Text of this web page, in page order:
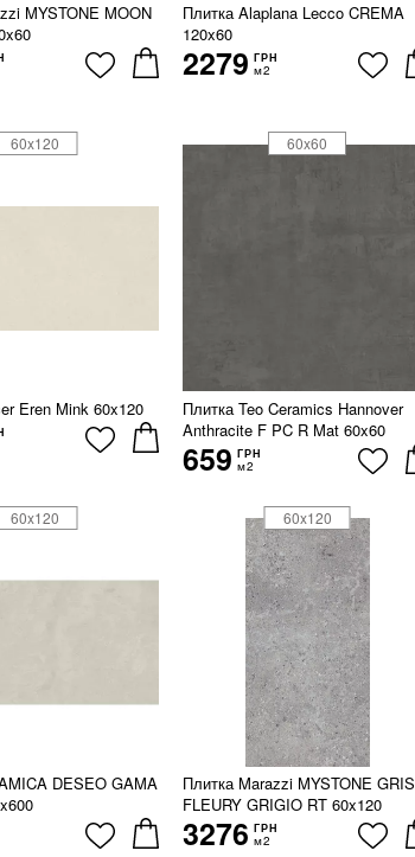
MYSTONE MOON
Плитка Alaplana Lecco CREMA
120x60
2279 ГРН
м2
Eren Mink 60x120
60x120
Плитка Teo Ceramics Hannover
Anthracite F PC R Mat 60x60
659 ГРН
м2
60x60
DESEO GAMA
60x120
Плитка Marazzi MYSTONE GRIS
FLEURY GRIGIO RT 60x120
3276 ГРН
м2
60x120